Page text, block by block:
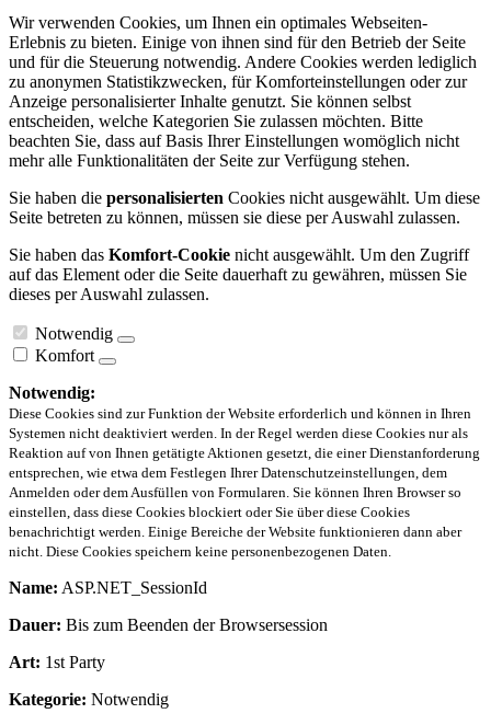
Wir verwenden Cookies, um Ihnen ein optimales Webseiten-
Erlebnis zu bieten. Einige von ihnen sind für den Betrieb der Seite
und für die Steuerung notwendig. Andere Cookies werden lediglich
zu anonymen Statistikzwecken, für Komforteinstellungen oder zur
Anzeige personalisierter Inhalte genutzt. Sie können selbst
entscheiden, welche Kategorien Sie zulassen möchten. Bitte
beachten Sie, dass auf Basis Ihrer Einstellungen womöglich nicht
mehr alle Funktionalitäten der Seite zur Verfügung stehen.
Sie haben die personalisierten Cookies nicht ausgewählt. Um diese
Seite betreten zu können, müssen sie diese per Auswahl zulassen.
Sie haben das Komfort-Cookie nicht ausgewählt. Um den Zugriff
auf das Element oder die Seite dauerhaft zu gewähren, müssen Sie
dieses per Auswahl zulassen.
Notwendig
Komfort
Notwendig:
Diese Cookies sind zur Funktion der Website erforderlich und können in Ihren
Systemen nicht deaktiviert werden. In der Regel werden diese Cookies nur als
Reaktion auf von Ihnen getätigte Aktionen gesetzt, die einer Dienstanforderung
entsprechen, wie etwa dem Festlegen Ihrer Datenschutzeinstellungen, dem
Anmelden oder dem Ausfüllen von Formularen. Sie können Ihren Browser so
einstellen, dass diese Cookies blockiert oder Sie über diese Cookies
benachrichtigt werden. Einige Bereiche der Website funktionieren dann aber
nicht. Diese Cookies speichern keine personenbezogenen Daten.
Name: ASP.NET_SessionId
Dauer: Bis zum Beenden der Browsersession
Art: 1st Party
Kategorie: Notwendig